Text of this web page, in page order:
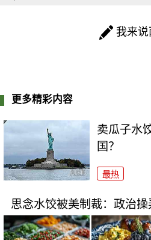
我来说
更多精彩内容
卖瓜子水
国？
最热
思念水饺被美制裁：政治操